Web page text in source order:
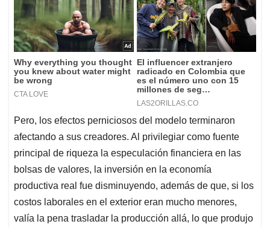
Pero, los efectos perniciosos del modelo terminaron
afectando a sus creadores. Al privilegiar como fuente
principal de riqueza la especulación financiera en las
bolsas de valores, la inversión en la economía
productiva real fue disminuyendo, además de que, si los
costos laborales en el exterior eran mucho menores,
valía la pena trasladar la producción allá, lo que produjo